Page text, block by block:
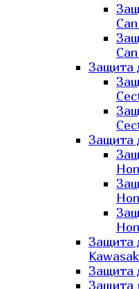
Защита
Защита
Защита
Защита
Защита